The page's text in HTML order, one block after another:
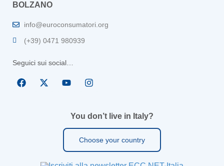
BOLZANO
info@euroconsumatori.org
(+39) 0471 980939
Seguici sui social…
You don’t live in Italy?
Choose your country